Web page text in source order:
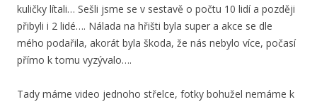
kuličky lítali… Sešli jsme se v sestavě o počtu 10 lidí a později
přibyli i 2 lidé…. Nálada na hřišti byla super a akce se dle
mého podařila, akorát byla škoda, že nás nebylo více, počasí
přímo k tomu vyzývalo….
Tady máme video jednoho střelce, fotky bohužel nemáme k